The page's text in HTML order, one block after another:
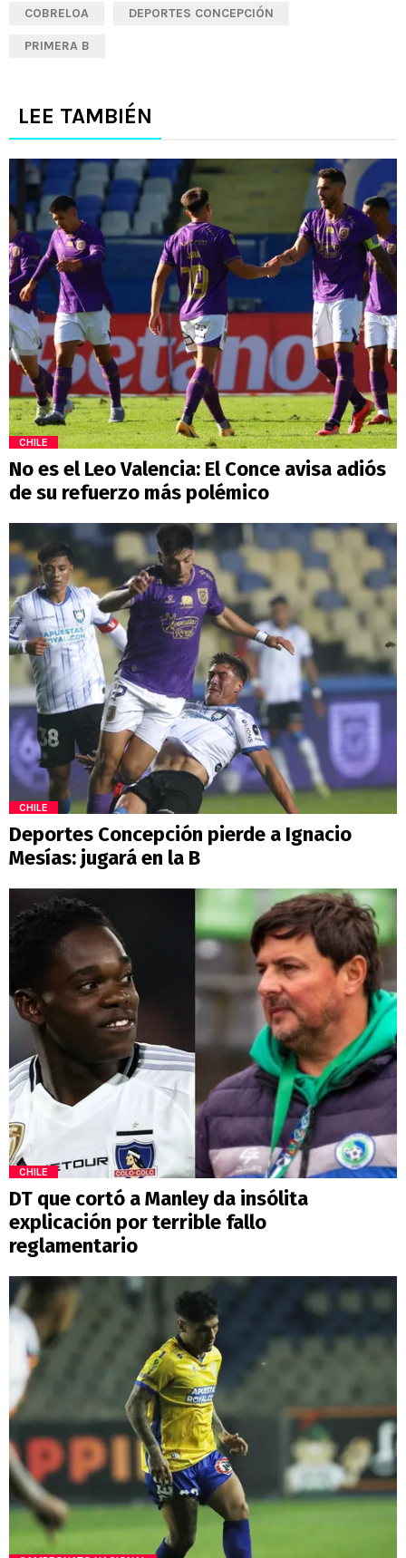
COBRELOA DEPORTES CONCEPCIÓN
PRIMERA B
LEE TAMBIÉN
CHILE
No es el Leo Valencia: El Conce avisa adiós
de su refuerzo más polémico
CHILE
Deportes Concepción pierde a Ignacio
Mesías: jugará en la B
CHILE
DT que cortó a Manley da insólita
explicación por terrible fallo
reglamentario